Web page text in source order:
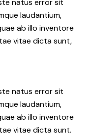
natus error sit
laudantium,
ab illo inventore
vitae dicta sunt,
natus error sit
laudantium,
ab illo inventore
vitae dicta sunt.